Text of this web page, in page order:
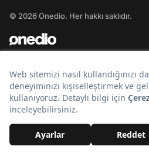
© 2026 Onedio. Her hakkı saklıdır.
Bir markasıdır.